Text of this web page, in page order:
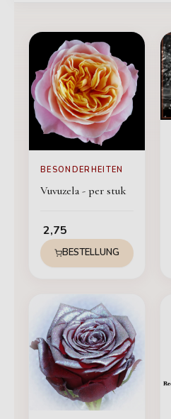
BESONDERHEITEN
Vuvuzela - per stuk
2,75
BESTELLUNG